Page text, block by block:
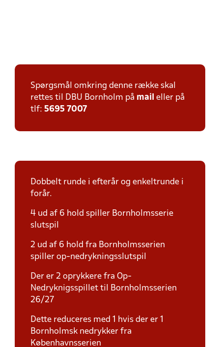
Spørgsmål omkring denne række skal
rettes til DBU Bornholm på mail eller på
tlf: 5695 7007
Dobbelt runde i efterår og enkeltrunde i
forår.
4 ud af 6 hold spiller Bornholmsserie
slutspil
2 ud af 6 hold fra Bornholmsserien
spiller op-nedrykningsslutspil
Der er 2 oprykkere fra Op-
Nedryknigsspillet til Bornholmsserien
26/27
Dette reduceres med 1 hvis der er 1
Bornholmsk nedrykker fra
Københavnsserien